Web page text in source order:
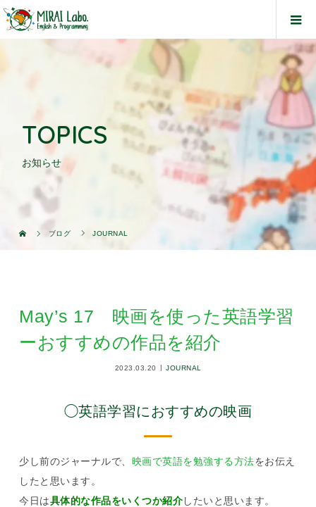
TOPICS
お知らせ
ブログ JOURNAL
May’s 17 映画を使った英語学習
ーおすすめの作品を紹介
2023.03.20 JOURNAL
◯英語学習におすすめの映画
少し前のジャーナルで、 映画で英語を勉強する方法をお伝え
したと思います。
今日は具体的な作品をいくつか紹介したいと思います。